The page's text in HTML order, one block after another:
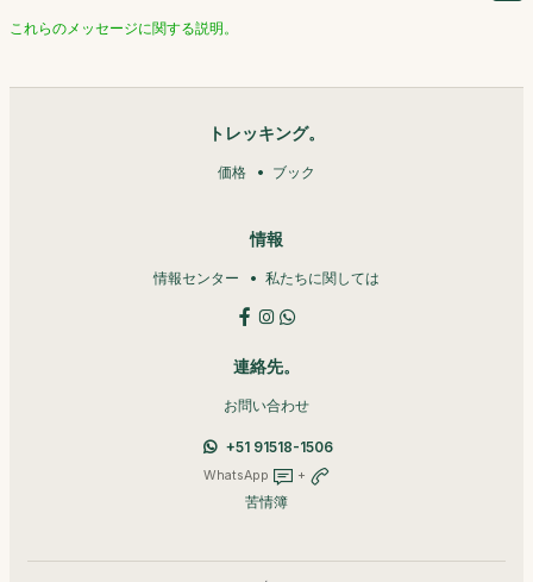
これらのメッセージに関する説明。
トレッキング。
価格 ブック
情報
情報センター 私たちに関しては
連絡先。
お問い合わせ
+51 91518-1506
WhatsApp +
苦情簿